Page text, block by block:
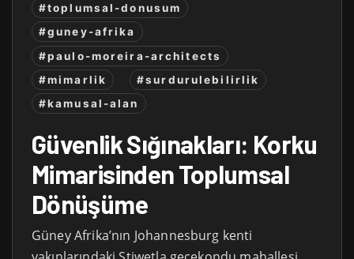
#toplumsal-donusum
#guney-afrika
#paulo-moreira-architects
#mimarlik
#surdurulebilirlik
#kamusal-alan
Güvenlik Sığınakları: Korku
Mimarisinden Toplumsal
Dönüşüme
Güney Afrika’nın Johannesburg kenti